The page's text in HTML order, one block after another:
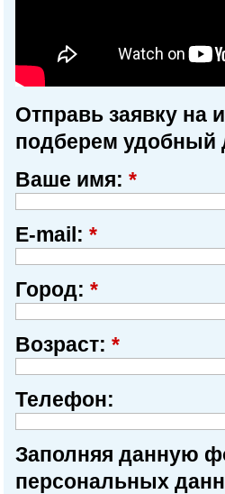
Отправь заявку на
подберем удобный
Ваше имя: *
E-mail: *
Город: *
Возраст: *
Телефон:
Заполняя данную
персональных